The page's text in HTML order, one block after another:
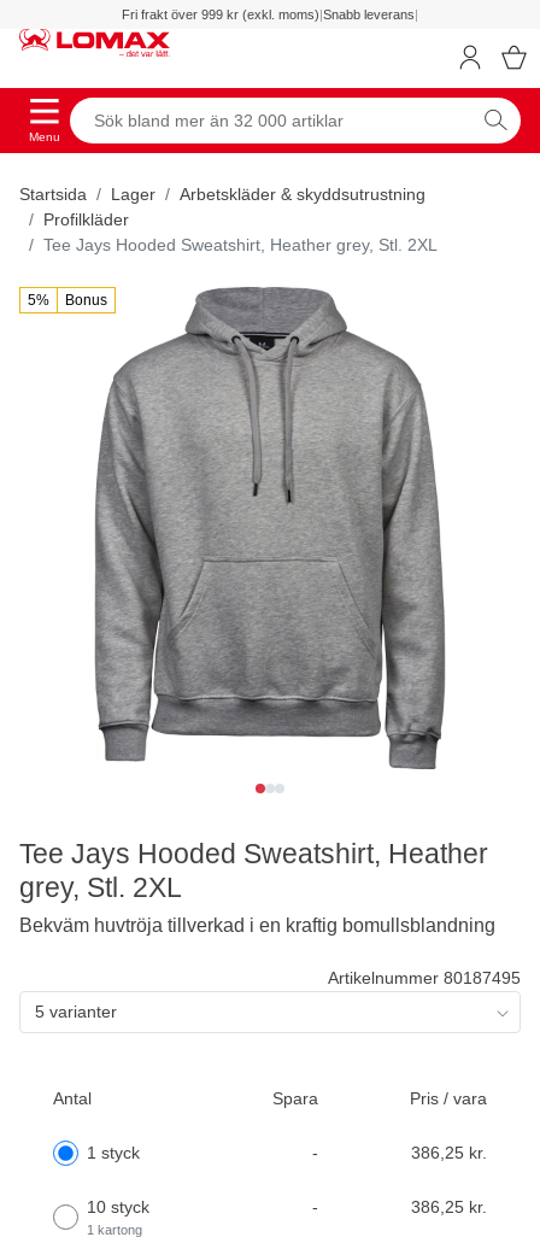
Fri frakt över 999 kr (exkl. moms)|Snabb leverans|
Menu
Startsida Lager
Arbetskläder & skyddsutrustning
Profilkläder
Tee Jays Hooded Sweatshirt, Heather grey, Stl. 2XL
5% Bonus
Artikelnummer 80187495
5 varianter
Antal Spara Pris / vara
1 styck - 386,25 kr.
10 styck
1 kartong
- 386,25 kr.
Tee Jays Hooded Sweatshirt, Heather
grey, Stl. 2XL
Bekväm huvtröja tillverkad i en kraftig bomullsblandning